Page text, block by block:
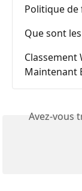
Politique de
Que sont
Classement
Maintenant
Avez-vous